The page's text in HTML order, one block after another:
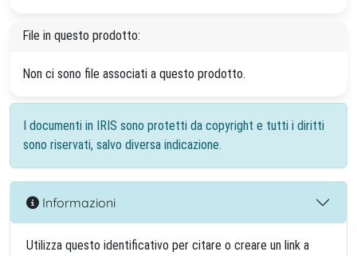
File in questo prodotto:
Non ci sono file associati a questo prodotto.
I documenti in IRIS sono protetti da copyright e tutti i diritti
sono riservati, salvo diversa indicazione.
Informazioni
Utilizza questo identificativo per citare o creare un link a